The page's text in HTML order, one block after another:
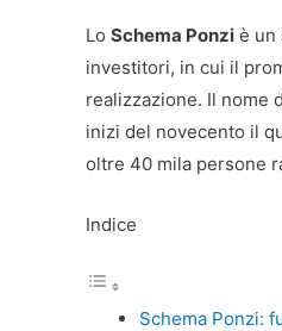
Lo Schema Ponzi è un
investitori, in cui il
realizzazione. Il nome
inizi del novecento il
oltre 40 mila persone
Indice
Schema Ponzi: